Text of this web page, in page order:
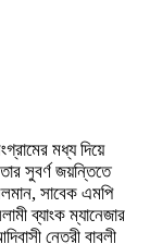
মধ্য দিয়ে
সুবর্ণ জয়ন্তিতে
সাবেক এমপি
ব্যাংক ম্যানেজার
নেত্রী বাবলী